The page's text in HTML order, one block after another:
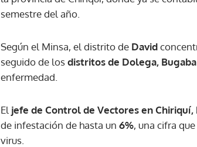
semestre del año.
Según el Minsa, el distrito de David
seguido de losdistritos de Dolega,
enfermedad.
El jefe de Control de Vectores en Chiriquí,
de infestación de hasta un 6%, una cifra
virus.